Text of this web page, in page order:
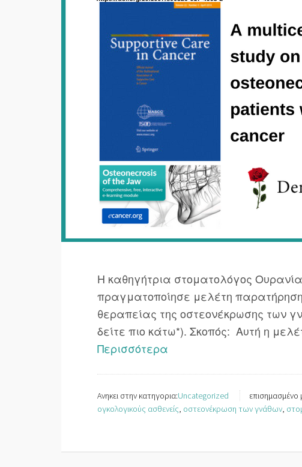
Η καθηγήτρια στοματολόγος
πραγματοποίησε μελέτη
θεραπείας της οστεονέκρωσης των
δείτε πιο κάτω*). Σκοπός: Αυτή η
Περισσότερα
Ανηκει στην κατηγορια:Uncategorized επισημασμένο
ογκολογικούς ασθενείς, οστεονέκρωση των γνάθων,